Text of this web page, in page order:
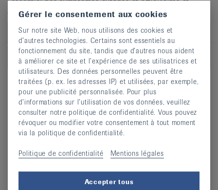
d’empêcher l’érosion des articulations.
Traitement médicamenteux
Autres mesures
Informations complémentaires
Questionnaire arthrite psoriasique
Gérer le consentement aux cookies
Sur notre site Web, nous utilisons des cookies et
d’autres technologies. Certains sont essentiels au
fonctionnement du site, tandis que d’autres nous aident
à améliorer ce site et l’expérience de ses utilisatrices et
utilisateurs. Des données personnelles peuvent être
traitées (p. ex. les adresses IP) et utilisées, par exemple,
pour une publicité personnalisée. Pour plus
d’informations sur l’utilisation de vos données, veuillez
consulter notre politique de confidentialité. Vous pouvez
révoquer ou modifier votre consentement à tout moment
via la politique de confidentialité.
Politique de confidentialité Mentions légales
Accepter tous